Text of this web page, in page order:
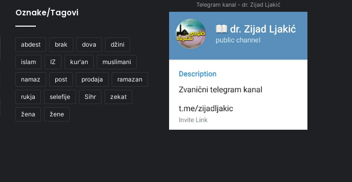
Oznake/Tagovi
abdest brak dova džini
islam IZ kur'an muslimani
namaz post prodaja ramazan
rukja selefije Sihr zekat
žena žene
Telegram kanal - dr. Zijad Ljakić